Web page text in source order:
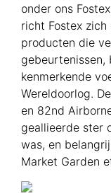
onder ons
richt Fostex
producten die
gebeurtenissen,
kenmerkende
Wereldoorlog.
en 82nd
geallieerde ster
was, en
Market Garden